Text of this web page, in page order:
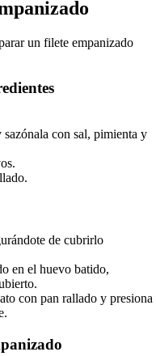
un filete empanizado
con sal, pimienta y
de cubrirlo
en el huevo batido,
con pan rallado y presiona